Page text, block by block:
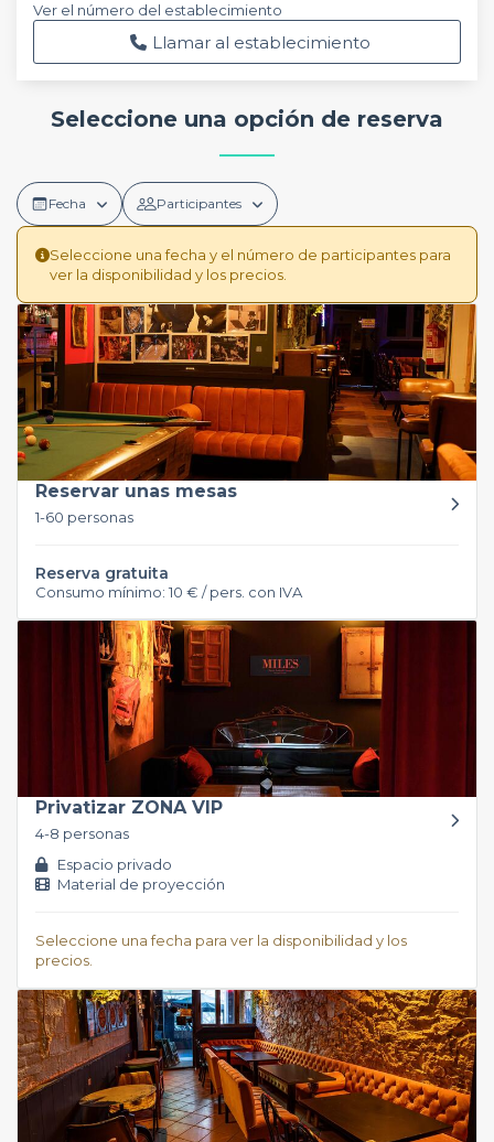
Ver el número del establecimiento
Llamar al establecimiento
Seleccione una opción de reserva
Fecha Participantes
Seleccione una fecha y el número de participantes para
ver la disponibilidad y los precios.
Reservar unas mesas
1-60 personas
Reserva gratuita
Consumo mínimo: 10 € / pers. con IVA
Privatizar ZONA VIP
4-8 personas
Espacio privado
Material de proyección
Seleccione una fecha para ver la disponibilidad y los
precios.